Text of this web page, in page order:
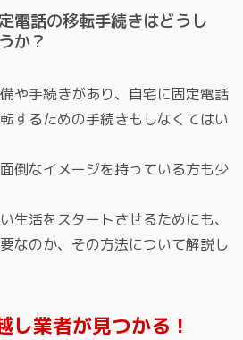
電話の移転手続きはどうし
か？
や手続きがあり、自宅に固定電話
するための手続きもしなくてはい
倒なイメージを持っている方も少
生活をスタートさせるためにも、
なのか、その方法について解説し
し業者が見つかる！